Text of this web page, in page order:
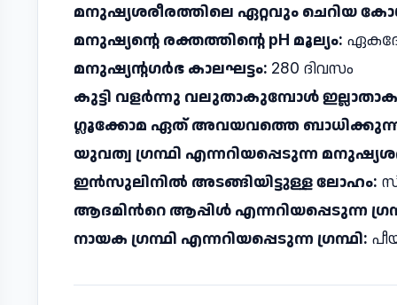
മനുഷ്യശരീരത്തിലെ ഏറ്റവും ചെറിയ
മനുഷ്യൻ്റെ രക്തത്തിന്റെ pH മൂല്യം:
മനുഷ്യന്റഗർഭ കാലഘട്ടം: 280 ദിവസം
കുട്ടി വളര്‍ന്നു വലുതാകുമ്പോള്‍
ഗ്ലൂക്കോമ ഏത് അവയവത്തെ
യുവത്വ ഗ്രന്ഥി എന്നറിയപ്പെടുന്ന
ഇൻസുലിനിൽ അടങ്ങിയിട്ടുള്ള ലോഹം:
ആദമിൻറെ ആപ്പിൾ എന്നറിയപ്പെടുന്ന
നായക ഗ്രന്ഥി എന്നറിയപ്പെടുന്ന ഗ്രന്ഥി: